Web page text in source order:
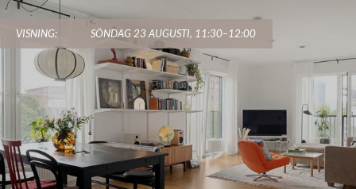
VISNING: SÖNDAG 23 AUGUSTI, 11:30–12:00